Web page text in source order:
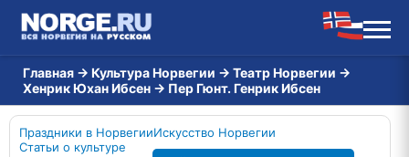
Главная → Культура Норвегии → Театр Норвегии →
Хенрик Юхан Ибсен → Пер Гюнт. Генрик Ибсен
Праздники в НорвегииИскусство Норвегии
Статьи о культуре